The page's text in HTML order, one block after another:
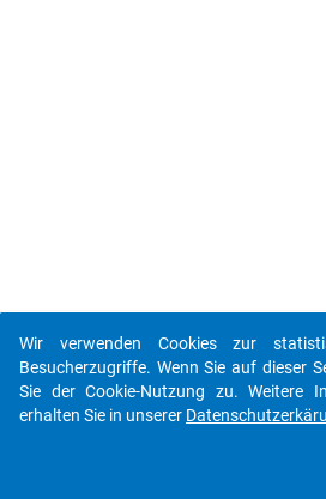
Wir verwenden Cookies zur
Besucherzugriffe. Wenn Sie auf dieser
Sie der Cookie-Nutzung zu. Weitere
erhalten Sie in unserer